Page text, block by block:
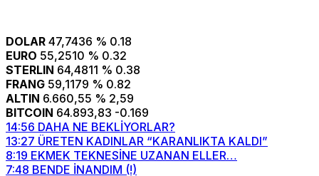
DOLAR 47,7436 % 0.18
EURO 55,2510 % 0.32
STERLIN 64,4811 % 0.38
FRANG 59,1179 % 0.82
ALTIN 6.660,55 % 2,59
BITCOIN 64.893,83 -0.169
14:56 DAHA NE BEKLİYORLAR?
13:27 ÜRETEN KADINLAR “KARANLIKTA KALDI”
8:19 EKMEK TEKNESİNE UZANAN ELLER…
7:48 BENDE İNANDIM (!)